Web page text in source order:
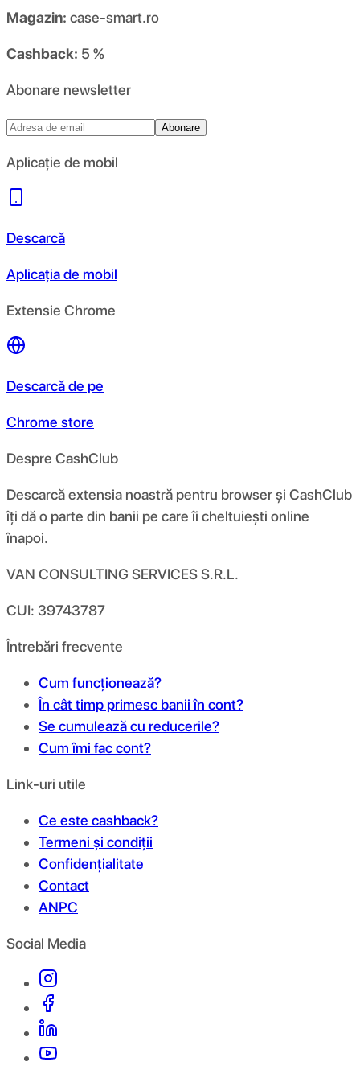
Magazin: case-smart.ro
Cashback: 5 %
Abonare newsletter
Abonare
Aplicație de mobil
Descarcă
Aplicația de mobil
Extensie Chrome
Descarcă de pe
Chrome store
Despre CashClub
Descarcă extensia noastră pentru browser și CashClub
îți dă o parte din banii pe care îi cheltuiești online
înapoi.
VAN CONSULTING SERVICES S.R.L.
CUI: 39743787
Întrebări frecvente
Cum funcționează?
În cât timp primesc banii în cont?
Se cumulează cu reducerile?
Cum îmi fac cont?
Link-uri utile
Ce este cashback?
Termeni și condiții
Confidențialitate
Contact
ANPC
Social Media